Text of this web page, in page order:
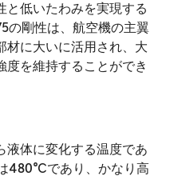
と低いたわみを実現する
の剛性は、航空機の主翼
材に大いに活用され、大
度を維持することができ
液体に変化する温度であ
480℃であり、かなり高